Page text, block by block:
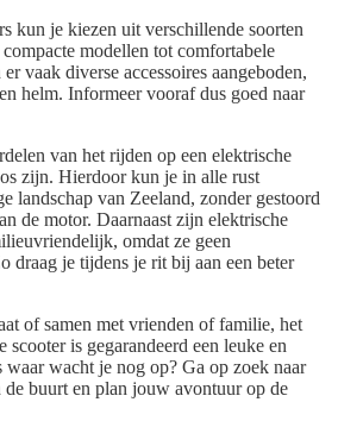
kun je kiezen uit verschillende soorten
modellen tot comfortabele
vaak diverse accessoires aangeboden,
helm. Informeer vooraf dus goed naar
van het rijden op een elektrische
zijn. Hierdoor kun je in alle rust
landschap van Zeeland, zonder gestoord
de motor. Daarnaast zijn elektrische
omdat ze geen
draag je tijdens je rit bij aan een beter
of samen met vrienden of familie, het
scooter is gegarandeerd een leuke en
wacht je nog op? Ga op zoek naar
buurt en plan jouw avontuur op de